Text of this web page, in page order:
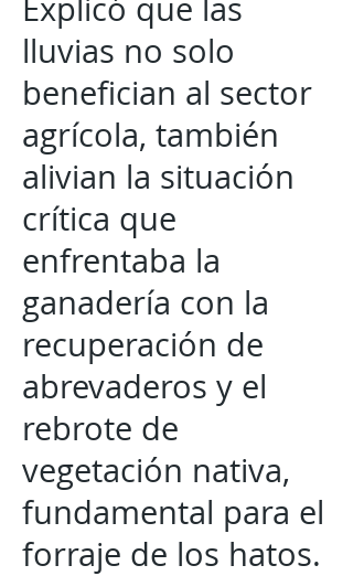
Explicó que las
lluvias no solo
benefician al sector
agrícola, también
alivian la situación
crítica que
enfrentaba la
ganadería con la
recuperación de
abrevaderos y el
rebrote de
vegetación nativa,
fundamental para el
forraje de los hatos.